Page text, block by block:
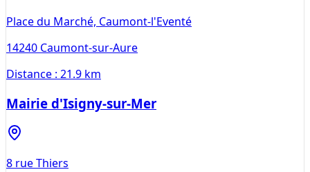
Place du Marché, Caumont-l'Eventé
14240 Caumont-sur-Aure
Distance : 21.9 km
Mairie d'Isigny-sur-Mer
8 rue Thiers